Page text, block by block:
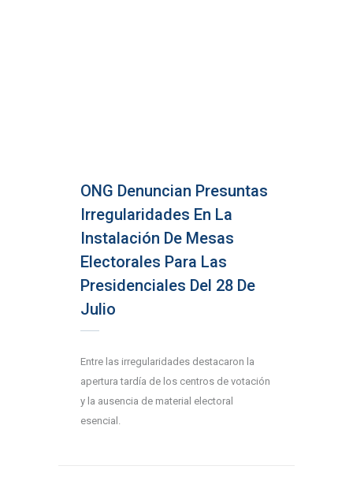
ONG Denuncian Presuntas
Irregularidades En La
Instalación De Mesas
Electorales Para Las
Presidenciales Del 28 De
Julio
Entre las irregularidades destacaron la
apertura tardía de los centros de votación
y la ausencia de material electoral
esencial.